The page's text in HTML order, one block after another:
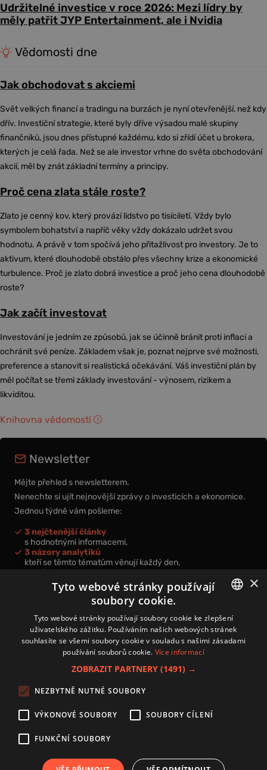
Udržitelné investice v roce 2026: Mezi lídry by
měly patřit JYP Entertainment, ale i Nvidia
Vědomosti dne
Jak obchodovat s akciemi
Svět velkých financí a tradingu na burzách je nyní otevřenější, než kdy
dřív. Investiční strategie, které byly dříve výsadou malé skupiny
finančníků, jsou dnes přístupné každému, kdo si zřídí účet u brokera,
kterých je celá řada. Než se ale investor vrhne do světa obchodování
akcií, měl by znát základní termíny a principy.
Proč cena zlata stále roste?
Zlato je cenný kov, který provází lidstvo po tisíciletí. Vždy bylo
symbolem bohatství a napříč věky vždy dokázalo udržet svou
hodnotu. A právě v tom spočívá jeho přitažlivost pro investory. Je to
aktivum, které dlouhodobě obstálo přes všechny krize a ekonomické
turbulence. Proč je zlato dobrá investice a proč jeho cena dlouhodobě
roste?
Jak začít investovat
Investování je jedním ze způsobů, jak se účinně bránit proti inflaci a
ochránit své peníze. Základem však je, poznat nejprve své možnosti,
preference a stanovit si realistická očekávání. Váš investiční plán by
měl počítat se třemi základy investování - výnosem, rizikem a
likviditou.
Knihovna vědomostí
Newsletter
Mějte přehled s newsletterem.
Nenechte si ujít nejnovější zprávy o investicích a ekonomice.
Jednou týdně vám pošleme:
3 nejčtenější články
s hodnotnými informacemi,
3 názory analytiků
kteří se těmto tématům věnují každý den,
nová videa a podcasty
k prohloubení vašich znalostí.
Přihlášením k newsletteru vyjadřujete svůj souhlas spodmínkami
zpracování osobních údajů.
Zásady používání souborů cookies
Autoři
Nastavení cookies
CZECH
×
Tyto webové stránky používají
soubory cookie.
Tyto webové stránky používají soubory cookie ke zlepšení
uživatelského zážitku. Používáním našich webových stránek
souhlasíte se všemi soubory cookie v souladu s našimi zásadami
používání souborů cookie. Více informací
ZOBRAZIT PARTNERY (1491) →
NEZBYTNĚ NUTNÉ SOUBORY
VÝKONOVÉ SOUBORY SOUBORY CÍLENÍ
FUNKČNÍ SOUBORY